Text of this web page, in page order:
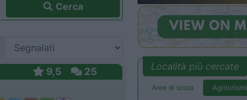
Cerca
9,5 25 Località più cercate
Aree di sosta Agriturismi